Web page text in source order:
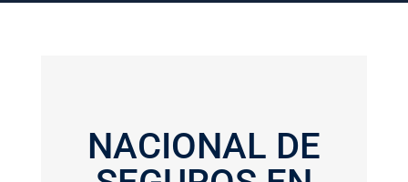
NACIONAL DE